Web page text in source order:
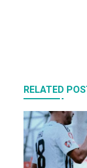
RELATED